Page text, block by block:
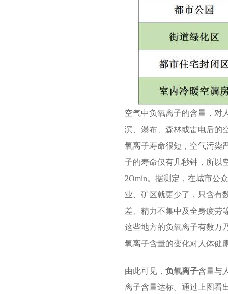
空气中负氧离子的含量，对
滨、瀑布、森林或雷电后的
氧离子寿命很短，空气污染
子的寿命仅有几秒钟，所以
2Omin。据测定，在城市公
业、矿区就更少了，只含有
差、精力不集中及全身疲劳
这些地方的负氧离子有数万
氧离子含量的变化对人体健
由此可见， 负氧离子含量与
离子含量达标。通过上图看